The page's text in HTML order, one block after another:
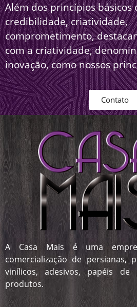
Além dos princípios básicos
credibilidade, criatividade,
comprometimento,
com a criatividade,
inovação, como nossos
Contato
A Casa Mais é uma
comercialização de persianas,
vinílicos, adesivos, papéis
produtos.